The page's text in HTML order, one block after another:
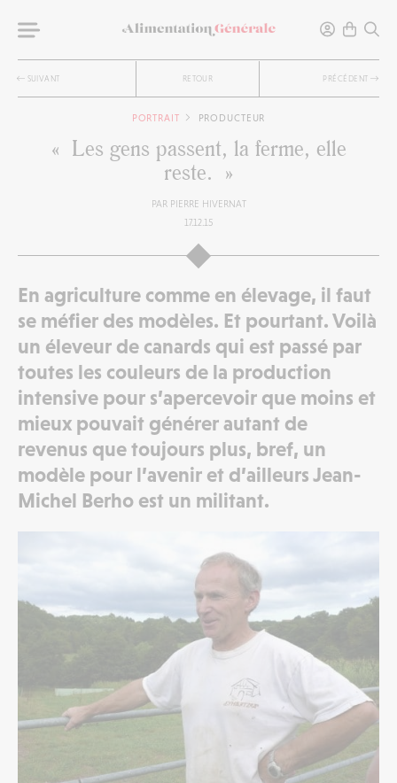
SUIVANT RETOUR PRÉCÉDENT
PORTRAIT PRODUCTEUR
« Les gens passent, la ferme, elle
reste. »
PAR PIERRE HIVERNAT
17.12.15
En agriculture comme en élevage, il faut
se méfier des modèles. Et pourtant. Voilà
un éleveur de canards qui est passé par
toutes les couleurs de la production
intensive pour s’apercevoir que moins et
mieux pouvait générer autant de
revenus que toujours plus, bref, un
modèle pour l’avenir et d’ailleurs Jean-
Michel Berho est un militant.